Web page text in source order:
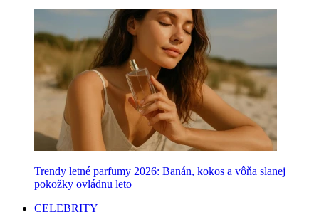
Trendy letné parfumy 2026: Banán, kokos a vôňa slanej
pokožky ovládnu leto
CELEBRITY